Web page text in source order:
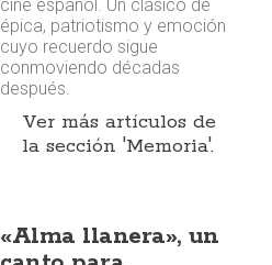
cine español. Un clásico de
épica, patriotismo y emoción
cuyo recuerdo sigue
conmoviendo décadas
después.
Ver más artículos de
la sección 'Memoria'.
«Alma llanera», un